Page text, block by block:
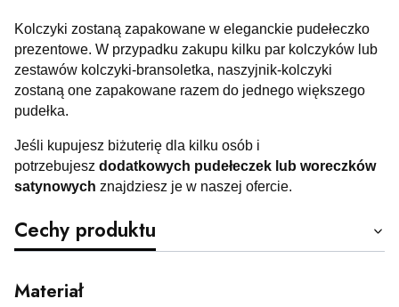
Kolczyki zostaną zapakowane w eleganckie pudełeczko
prezentowe. W przypadku zakupu kilku par kolczyków lub
zestawów kolczyki-bransoletka, naszyjnik-kolczyki
zostaną one zapakowane razem do jednego większego
pudełka.
Jeśli kupujesz biżuterię dla kilku osób i
potrzebujesz dodatkowych pudełeczek lub woreczków
satynowych znajdziesz je w naszej ofercie.
Cechy produktu
Materiał